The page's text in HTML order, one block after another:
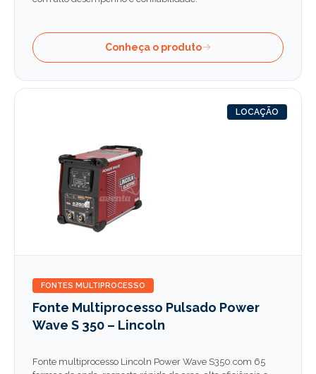
Conheça o produto
LOCAÇÃO
FONTES MULTIPROCESSO
Fonte Multiprocesso Pulsado Power
Wave S 350 – Lincoln
Fonte multiprocesso Lincoln Power Wave S350 com 65